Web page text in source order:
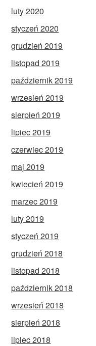
luty 2020
styczeń 2020
grudzień 2019
listopad 2019
październik 2019
wrzesień 2019
sierpień 2019
lipiec 2019
czerwiec 2019
maj 2019
kwiecień 2019
marzec 2019
luty 2019
styczeń 2019
grudzień 2018
listopad 2018
październik 2018
wrzesień 2018
sierpień 2018
lipiec 2018